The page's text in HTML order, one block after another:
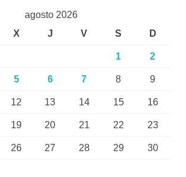
agosto 2026
X J V S D
1 2
5 6 7 8 9
12 13 14 15 16
19 20 21 22 23
26 27 28 29 30